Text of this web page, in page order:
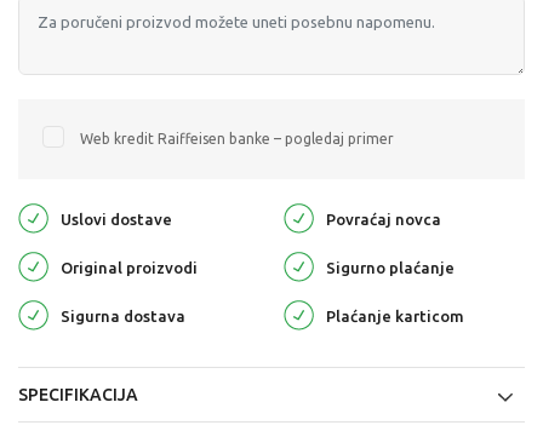
Web kredit Raiffeisen banke – pogledaj primer
Uslovi dostave Povraćaj novca
Original proizvodi Sigurno plaćanje
Sigurna dostava Plaćanje karticom
SPECIFIKACIJA